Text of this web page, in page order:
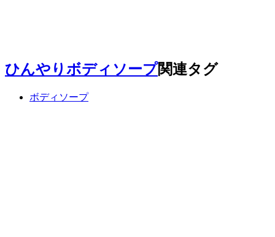
ひんやりボディソープ関連タグ
ボディソープ